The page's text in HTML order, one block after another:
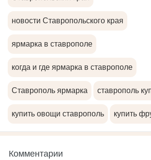
новости Ставропольского края
ярмарка в ставрополе
когда и где ярмарка в ставрополе
Ставрополь ярмарка ставрополь
купить овощи ставрополь купить
Комментарии